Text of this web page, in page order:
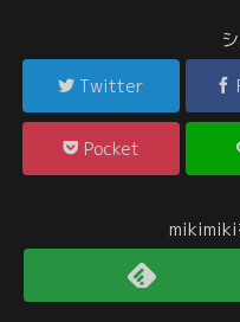
Twitter
Pocket
mikimiki